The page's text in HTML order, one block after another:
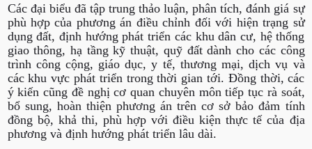
Các đại biểu đã tập trung thảo luận, phân tích, đánh giá sự
phù hợp của phương án điều chỉnh đối với hiện trạng sử
dụng đất, định hướng phát triển các khu dân cư, hệ thống
giao thông, hạ tầng kỹ thuật, quỹ đất dành cho các công
trình công cộng, giáo dục, y tế, thương mại, dịch vụ và
các khu vực phát triển trong thời gian tới. Đồng thời, các
ý kiến cũng đề nghị cơ quan chuyên môn tiếp tục rà soát,
bổ sung, hoàn thiện phương án trên cơ sở bảo đảm tính
đồng bộ, khả thi, phù hợp với điều kiện thực tế của địa
phương và định hướng phát triển lâu dài.